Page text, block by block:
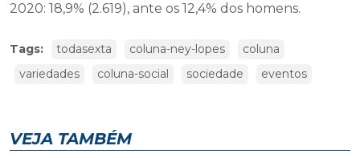
2020: 18,9% (2.619), ante os 12,4% dos homens.
Tags: todasexta coluna-ney-lopes
coluna
variedades
coluna-social sociedade eventos
VEJA TAMBÉM